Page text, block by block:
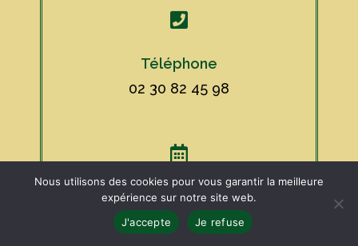

Téléphone
02 30 82 45 98

Prendre rdv sur
Nous utilisons des cookies pour vous garantir la meilleure
expérience sur notre site web.
J'accepte
Je refuse